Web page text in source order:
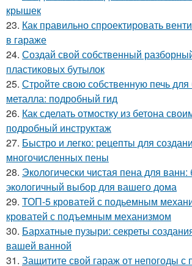
крышек
23. Как правильно спроектировать
в гараже
24. Создай свой собственный
пластиковых бутылок
25. Стройте свою собственную печь для
металла: подробный гид
26. Как сделать отмостку из бетона
подробный инструктаж
27. Быстро и легко: рецепты для
многочисленных пены
28. Экологически чистая пена для
экологичный выбор для вашего дома
29. ТОП-5 кроватей с подьемным
кроватей с подъемным механизмом
30. Бархатные пузыри: секреты
вашей ванной
31. Защитите свой гараж от непогоды